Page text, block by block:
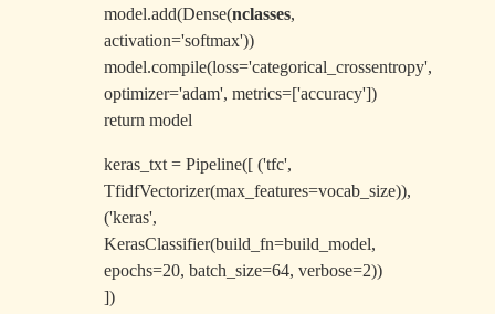
model.add(Dense(nclasses,
activation='softmax'))
model.compile(loss='categorical_crossentropy',
optimizer='adam', metrics=['accuracy'])
return model
keras_txt = Pipeline([ ('tfc',
TfidfVectorizer(max_features=vocab_size)),
('keras',
KerasClassifier(build_fn=build_model,
epochs=20, batch_size=64, verbose=2))
])